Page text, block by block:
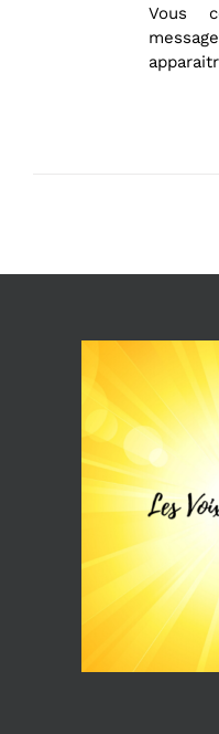
Vous